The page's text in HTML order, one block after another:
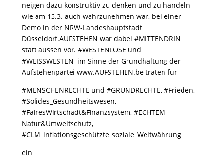
neigen dazu konstruktiv zu denken und zu handeln
wie am 13.3. auch wahrzunehmen war, bei einer
Demo in der NRW-Landeshauptstadt
Düsseldorf.AUFSTEHEN war dabei #MITTENDRIN
statt aussen vor. #WESTENLOSE und
#WEISSWESTEN im Sinne der Grundhaltung der
Aufstehenpartei www.AUFSTEHEN.be traten für
#MENSCHENRECHTE und #GRUNDRECHTE, #Frieden,
#Solides_Gesundheitswesen,
#FairesWirtschadt&Finanzsystem, #ECHTEM
Natur&Umweltschutz,
#CLM_inflationsgeschützte_soziale_Weltwährung
ein